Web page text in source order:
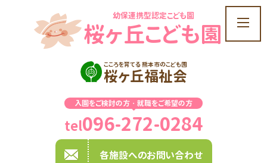
t
o
幼保連携型認定こども園
桜ヶ丘こども園
こころを育てる 熊本市のこども園
桜ヶ丘福祉会
入園をご検討の方・就職をご希望の方
tel096-272-0284
各施設へのお問い合わせ